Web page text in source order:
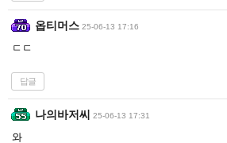
옵티머스 25-06-13 17:16
ㄷㄷ
답글
나의바저씨 25-06-13 17:31
와